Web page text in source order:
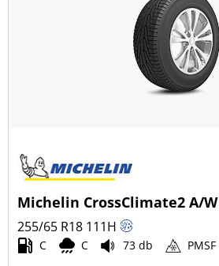
Michelin CrossClimate2 A/W
255/65 R18 111H
C C 73 db PMSF